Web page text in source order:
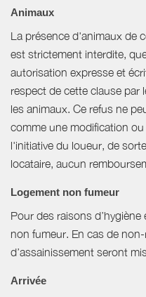
Animaux
La présence d'animaux de
est strictement interdite,
autorisation expresse et
respect de cette clause par
les animaux. Ce refus ne
comme une modification
l'initiative du loueur, de
locataire, aucun
Logement non fumeur
Pour des raisons
non fumeur. En cas de
d’assainissement seront
Arrivée